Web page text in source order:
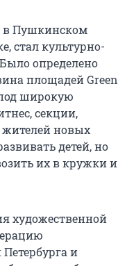
Пушкинском
стал культурно-
определено
площадей Green
широкую
секции,
новых
детей, но
их в кружки и
художественной
и